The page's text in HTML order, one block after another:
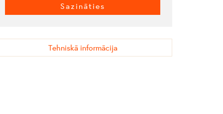
Sazināties
Tehniskā informācija